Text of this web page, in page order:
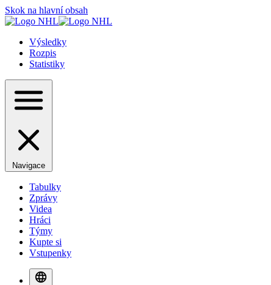
Skok na hlavní obsah
Výsledky
Rozpis
Statistiky
Navigace
Tabulky
Zprávy
Videa
Hráci
Týmy
Kupte si
Vstupenky